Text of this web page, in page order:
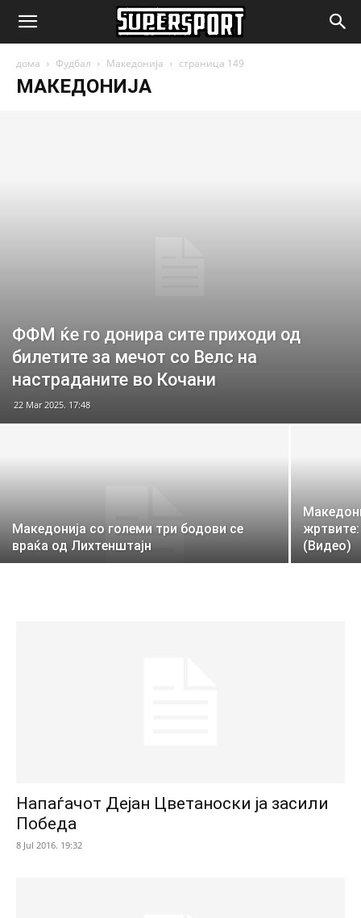
SuperSport.mk
дома Фудбал Македонија страница 149
МАКЕДОНИЈА
ФФМ ќе го донира сите приходи од
билетите за мечот со Велс на
настраданите во Кочани
22 Mar 2025. 17:48
Македонија со големи три бодови се
враќа од Лихтенштајн
(Видео)
Напаѓачот Дејан Цветаноски ја засили
Победа
8 Jul 2016. 19:32